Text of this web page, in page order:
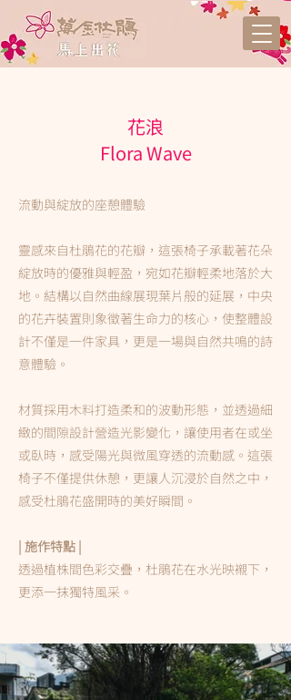
花浪
Flora Wave
流動與綻放的座憩體驗
靈感來自杜鵑花的花瓣，這張椅子承載著花朵
綻放時的優雅與輕盈，宛如花瓣輕柔地落於大
地。結構以自然曲線展現葉片般的延展，中央
的花卉裝置則象徵著生命力的核心，使整體設
計不僅是一件家具，更是一場與自然共鳴的詩
意體驗。
材質採用木料打造柔和的波動形態，並透過細
緻的間隙設計營造光影變化，讓使用者在或坐
或臥時，感受陽光與微風穿透的流動感。這張
椅子不僅提供休憩，更讓人沉浸於自然之中，
感受杜鵑花盛開時的美好瞬間。
| 施作特點 |
透過植株間色彩交疊，杜鵑花在水光映襯下，
更添一抹獨特風采。